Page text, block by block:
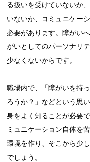
る扱いを受けていないか
いないか、コミュニケー
必要があります。障がい
がいとしてのパーソナリ
少なくないからです。
職場内で、「障がいを持
ろうか？」などという思
身をよく知ることが必要
ミュニケーション自体を
環境を作り、そこから少
でしょう。